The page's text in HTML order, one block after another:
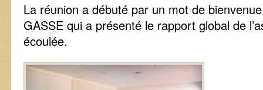
La réunion a débuté par un mot de
GASSE qui a présenté le rapport global de
écoulée.